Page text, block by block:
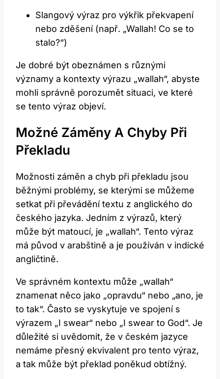
Slangový výraz pro výkřik překvapení
nebo zděšení (např. „Wallah! Co se to
stalo?“)
Je dobré být obeznámen s různými
významy a kontexty výrazu „wallah“, abyste
mohli správně porozumět situaci, ve které
se tento výraz objeví.
Možné Záměny A Chyby Při
Překladu
Možnosti záměn a chyb při překladu jsou
běžnými problémy, se kterými se můžeme
setkat při převádění textu z anglického do
českého jazyka. Jedním z výrazů, který
může být matoucí, je „wallah“. Tento výraz
má původ v arabštině a je používán v indické
angličtině.
Ve správném kontextu může „wallah“
znamenat něco jako „opravdu“ nebo „ano, je
to tak“. Často se vyskytuje ve spojení s
výrazem „I swear“ nebo „I swear to God“. Je
důležité si uvědomit, že v českém jazyce
nemáme přesný ekvivalent pro tento výraz,
a tak může být překlad poněkud obtížný.